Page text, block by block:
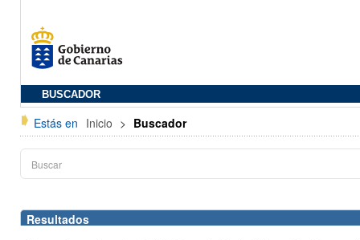
BUSCADOR
Estás en Inicio > Buscador
Resultados